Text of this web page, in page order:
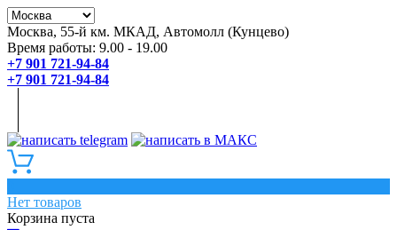
Москва, 55-й км. МКАД, Автомолл (Кунцево)
Время работы: 9.00 - 19.00
+7 901 721-94-84
+7 901 721-94-84
Нет товаров
Корзина пуста